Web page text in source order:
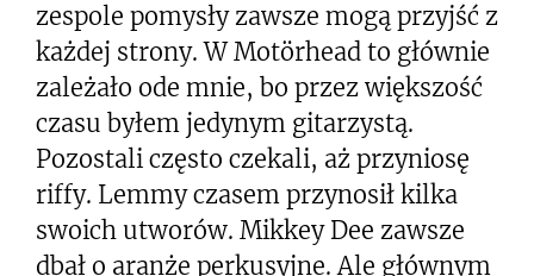
zespole pomysły zawsze mogą przyjść z
każdej strony. W Motörhead to głównie
zależało ode mnie, bo przez większość
czasu byłem jedynym gitarzystą.
Pozostali często czekali, aż przyniosę
riffy. Lemmy czasem przynosił kilka
swoich utworów. Mikkey Dee zawsze
dbał o aranże perkusyjne. Ale głównym